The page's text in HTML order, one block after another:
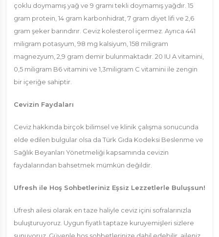
çoklu doymamış yağ ve 9 gramı tekli doymamış yağdır. 15
gram protein, 14 gram karbonhidrat, 7 gram diyet lifi ve 2,6
gram şeker barındırır. Ceviz kolesterol içermez. Ayrıca 441
miligram potasyum, 98 mg kalsiyum, 158 miligram
magnezyum, 2,9 gram demir bulunmaktadır. 20 IU A vitamini,
0,5 miligram B6 vitamini ve 1,3miligram C vitamini ile zengin
bir içeriğe sahiptir.
Cevizin Faydaları
Ceviz hakkında birçok bilimsel ve klinik çalışma sonucunda
elde edilen bulgular olsa da Türk Gıda Kodeksi Beslenme ve
Sağlık Beyanları Yönetmeliği kapsamında cevizin
faydalarından bahsetmek mümkün değildir.
Ufresh ile Hoş Sohbetleriniz Eşsiz Lezzetlerle Buluşsun!
Ufresh ailesi olarak en taze haliyle ceviz içini sofralarınızla
buluşturuyoruz. Uygun fiyatlı taptaze kuruyemişleri sizlere
sunuyoruz. Güvenle hoş sohbetlerinize dahil edebilir, aileniz